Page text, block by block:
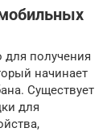
для получения
начинает
Существует
для